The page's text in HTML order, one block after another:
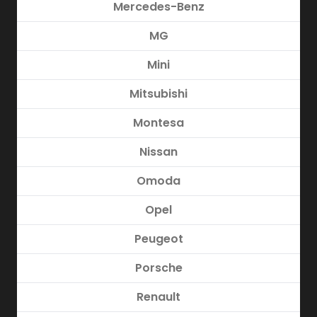
Mercedes-Benz
MG
Mini
Mitsubishi
Montesa
Nissan
Omoda
Opel
Peugeot
Porsche
Renault